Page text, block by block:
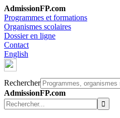
AdmissionFP.com
Programmes et formations
Organismes scolaires
Dossier en ligne
Contact
English
Rechercher
AdmissionFP.com